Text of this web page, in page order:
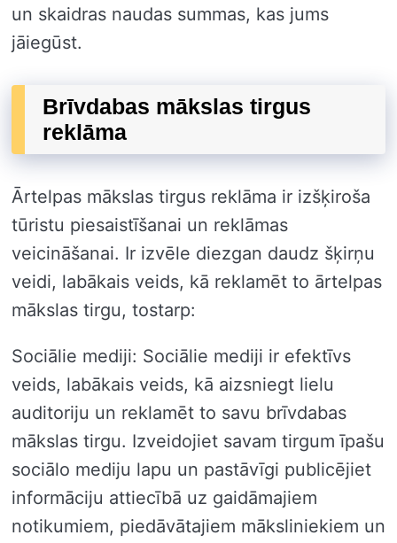
un skaidras naudas summas, kas jums
jāiegūst.
Brīvdabas mākslas tirgus
reklāma
Ārtelpas mākslas tirgus reklāma ir izšķiroša
tūristu piesaistīšanai un reklāmas
veicināšanai. Ir izvēle diezgan daudz šķirņu
veidi, labākais veids, kā reklamēt to ārtelpas
mākslas tirgu, tostarp:
Sociālie mediji: Sociālie mediji ir efektīvs
veids, labākais veids, kā aizsniegt lielu
auditoriju un reklamēt to savu brīvdabas
mākslas tirgu. Izveidojiet savam tirgum īpašu
sociālo mediju lapu un pastāvīgi publicējiet
informāciju attiecībā uz gaidāmajiem
notikumiem, piedāvātajiem māksliniekiem un